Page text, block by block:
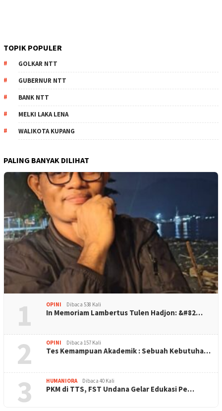
TOPIK POPULER
GOLKAR NTT
GUBERNUR NTT
BANK NTT
MELKI LAKA LENA
WALIKOTA KUPANG
PALING BANYAK DILIHAT
1 OPINI Dibaca 538 Kali
In Memoriam Lambertus Tulen Hadjon: &#82…
2 OPINI Dibaca 157 Kali
Tes Kemampuan Akademik : Sebuah Kebutuha…
3 HUMANIORA Dibaca 40 Kali
PKM di TTS, FST Undana Gelar Edukasi Pe…